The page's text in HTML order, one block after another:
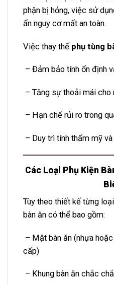
phận bị hỏng, việc sử
ẩn nguy cơ mất an toàn.
Việc thay thế phụ tùng
– Đảm bảo tính ổn định
– Tăng sự thoải mái cho
– Hạn chế rủi ro trong
– Duy trì tính thẩm mỹ
Các Loại Phụ Kiện
Tùy theo thiết kế từng loại
bàn ăn có thể bao gồm:
– Mặt bàn ăn (nhựa
cấp)
– Khung bàn ăn chắc